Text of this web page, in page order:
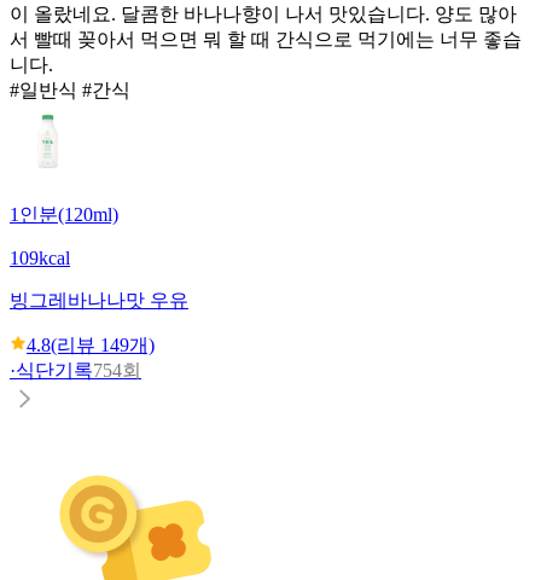
이 올랐네요. 달콤한 바나나향이 나서 맛있습니다. 양도 많아
서 빨때 꽂아서 먹으면 뭐 할 때 간식으로 먹기에는 너무 좋습
니다.
#일반식 #간식
1인분(120ml)
109kcal
빙그레 바나나맛 우유
4.8(리뷰 149개)
·식단기록754회